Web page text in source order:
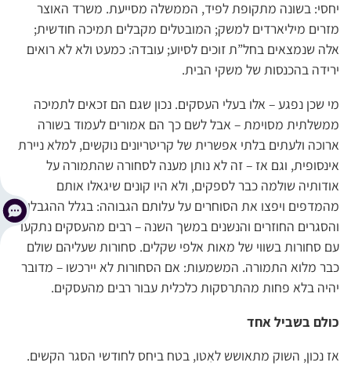
יחסי: בשונה מתקופת לפיד, הממשלה מסייעת. משרד האוצר
מזרים מיליארדים למשק; המובטלים מקבלים תמיכה חודשית;
אלה שנמצאים בחל”ת זוכים לסיוע; עובדה: כמעט ולא לא רואים
ירידה בהכנסות של משקי הבית.
מי שכן נפגע – אלו בעלי העסקים. נכון שגם הם זכאים לתמיכה
ממשלתית מסוימת – אבל לשם כך הם אמורים לעמוד בשורה
ארוכה ולעתים בלתי אפשרית של קריטריונים נוקשים, למלא ניירת
אינסופית, וגם אז – זה לא נותן מענה לסחורה שהתמורה על
אודותיה שולמה כבר לספקים, ולא היו קונים שיגאלו אותם
מהמדפים ויפצו את הסוחרים על עלותם הגבוהה: בגלל ההגבלות
והסגרים החוזרים והנשנים במשך השנה – רבים מהעסקים נתקעו
עם סחורות בשווי של מאות אלפי שקלים. סחורות שעליהם שולם
כבר מלוא התמורה. המשמעות: אם הסחורות לא יירכשו – מדובר
יהיה בלא פחות מהתרסקות כלכלית עבור רבים מהעסקים.
כולם בשביל אחד
אז נכון, השוק מתאושש לאִטו, בטח ביחס לחודשי הסגר הקשים.